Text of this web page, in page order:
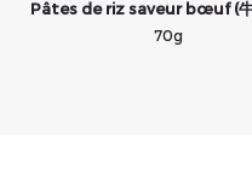
Pâtes de riz saveur bœuf (
70g